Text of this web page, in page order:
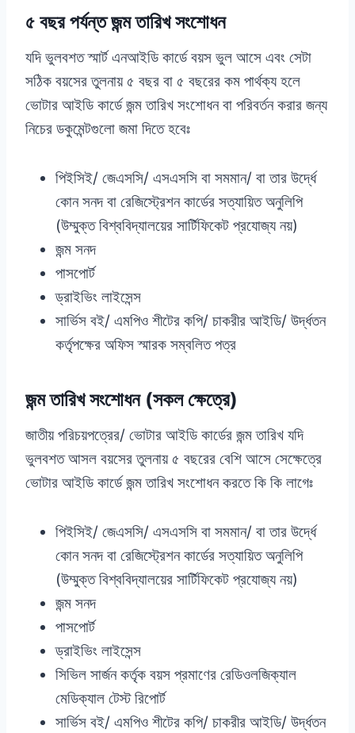
৫ বছর পর্যন্ত জন্ম তারিখ সংশোধন
যদি ভুলবশত স্মার্ট এনআইডি কার্ডে বয়স ভুল আসে এবং সেটা
সঠিক বয়সের তুলনায় ৫ বছর বা ৫ বছরের কম পার্থক্য হলে
ভোটার আইডি কার্ডে জন্ম তারিখ সংশোধন বা পরিবর্তন করার জন্য
নিচের ডকুমেন্টগুলো জমা দিতে হবেঃ
পিইসিই/ জেএসসি/ এসএসসি বা সমমান/ বা তার উর্দ্ধে
কোন সনদ বা রেজিস্ট্রেশন কার্ডের সত্যায়িত অনুলিপি
(উম্মুক্ত বিশ্ববিদ্যালয়ের সার্টিফিকেট প্রযোজ্য নয়)
জন্ম সনদ
পাসপোর্ট
ড্রাইভিং লাইসেন্স
সার্ভিস বই/ এমপিও শীটের কপি/ চাকরীর আইডি/ উর্দ্ধতন
কর্তৃপক্ষের অফিস স্মারক সম্বলিত পত্র
জন্ম তারিখ সংশোধন (সকল ক্ষেত্রে)
জাতীয় পরিচয়পত্রের/ ভোটার আইডি কার্ডের জন্ম তারিখ যদি
ভুলবশত আসল বয়সের তুলনায় ৫ বছরের বেশি আসে সেক্ষেত্রে
ভোটার আইডি কার্ডে জন্ম তারিখ সংশোধন করতে কি কি লাগেঃ
পিইসিই/ জেএসসি/ এসএসসি বা সমমান/ বা তার উর্দ্ধে
কোন সনদ বা রেজিস্ট্রেশন কার্ডের সত্যায়িত অনুলিপি
(উম্মুক্ত বিশ্ববিদ্যালয়ের সার্টিফিকেট প্রযোজ্য নয়)
জন্ম সনদ
পাসপোর্ট
ড্রাইভিং লাইসেন্স
সিভিল সার্জন কর্তৃক বয়স প্রমাণের রেডিওলজিক্যাল
মেডিক্যাল টেস্ট রিপোর্ট
সার্ভিস বই/ এমপিও শীটের কপি/ চাকরীর আইডি/ উর্দ্ধতন